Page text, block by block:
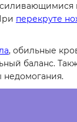
перекруте
, обильные
баланс.